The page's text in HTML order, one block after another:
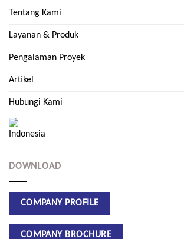
Tentang Kami
Layanan & Produk
Pengalaman Proyek
Artikel
Hubungi Kami
DOWNLOAD